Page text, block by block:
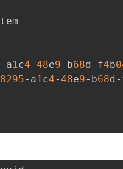
-a1c4-48e9-b68d-f4b
8295-a1c4-48e9-b68